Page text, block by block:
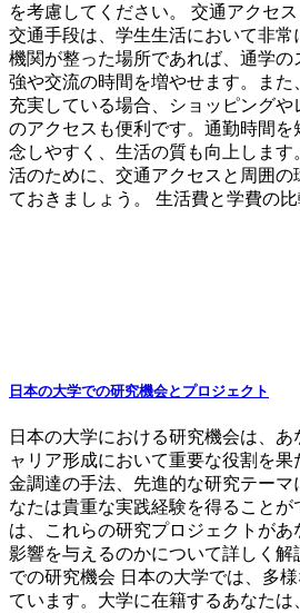
を考慮してください。 交通アクセ
交通手段は、学生生活において非常
機関が整った場所であれば、通学
強や交流の時間を増やせます。ま
充実している場合、ショッピング
のアクセスも便利です。通勤時間
念しやすく、生活の質も向上しま
活のために、交通アクセスと周囲の
ておきましょう。 生活費と学費の比
日本の大学での研究機会とプロジェクト
日本の大学における研究機会は、
ャリア形成において重要な役割を
金調達の手法、先進的な研究テー
なたは貴重な実践経験を得ることが
は、これらの研究プロジェクトが
影響を与えるのかについて詳しく解
での研究機会 日本の大学では、多
ています。大学に在籍するあなたは